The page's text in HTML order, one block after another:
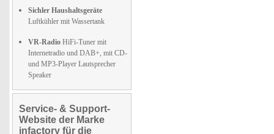
Sichler Haushaltsgeräte
Luftkühler mit Wassertank
VR-Radio HiFi-Tuner mit
Internetradio und DAB+, mit CD-
und MP3-Player Lautsprecher
Speaker
Service- & Support-
Website der Marke
infactory für die